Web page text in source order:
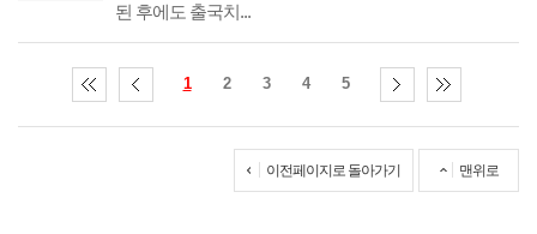
된 후에도 출국치...
1 2 3 4 5
이전페이지로 돌아가기 맨위로